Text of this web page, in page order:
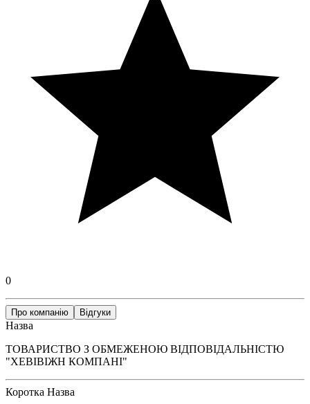
0
Про компанію Відгуки
Назва
ТОВАРИСТВО З ОБМЕЖЕНОЮ ВІДПОВІДАЛЬНІСТЮ
"ХЕВІВІЖН КОМПАНІ"
Коротка Назва